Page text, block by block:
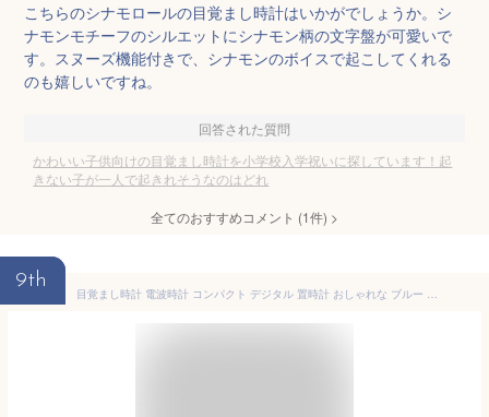
こちらのシナモロールの目覚まし時計はいかがでしょうか。シ
ナモンモチーフのシルエットにシナモン柄の文字盤が可愛いで
す。スヌーズ機能付きで、シナモンのボイスで起こしてくれる
のも嬉しいですね。
回答された質問
かわいい子供向けの目覚まし時計を小学校入学祝いに探しています！起
きない子が一人で起きれそうなのはどれ
全てのおすすめコメント (1件) >
9th
目覚まし時計 電波時計 コンパクト デジタル 置時計 おしゃれな ブルー 青 スヌーズ アラーム 日付 曜日 カレンダー 温度 湿度計 ライト付き 見やすい 大型液晶 セイコー トラベルクロック SEIKO 電波 置き時計 旅行用 目覚まし時計 (SCW17-P7701)